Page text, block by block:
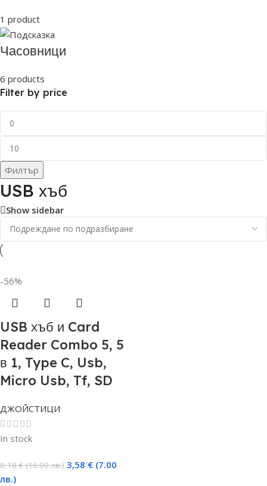
1 product
Часовници
6 products
Filter by price
Филтър
USB хъб
Show sidebar
-56%
USB хъб и Card
Reader Combo 5, 5
в 1, Type C, Usb,
Micro Usb, Tf, SD
ДЖОЙСТИЦИ
In stock
8,18€ (16.00 лв.) 3,58 € (7.00
лв.)